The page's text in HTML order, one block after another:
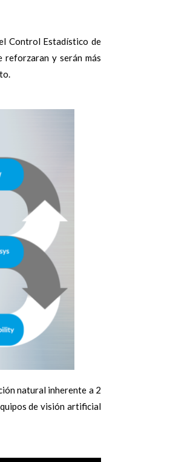
Control Estadístico de
reforzaran y serán más
natural inherente a 2
de visión artificial